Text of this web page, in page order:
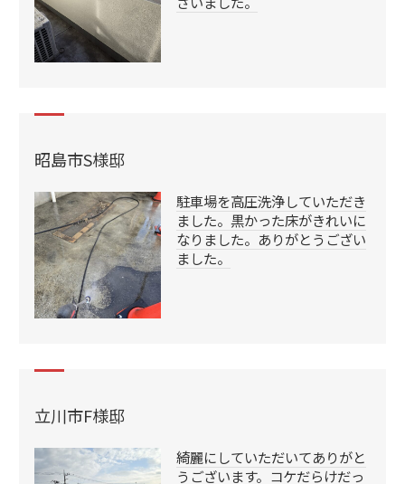
昭島市S様邸
駐車場を高圧洗浄していただき
ました。黒かった床がきれいに
なりました。ありがとうござい
ました。
立川市F様邸
綺麗にしていただいてありがと
うございます。コケだらけだっ